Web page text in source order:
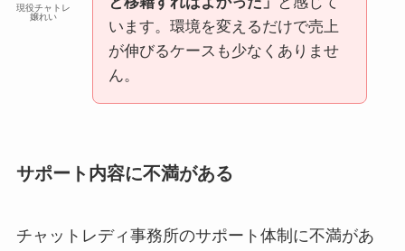
現役チャトレ
嬢れい
います。環境を変えるだけで売上
が伸びるケースも少なくありませ
ん。
サポート内容に不満がある
チャットレディ事務所のサポート体制に不満があ